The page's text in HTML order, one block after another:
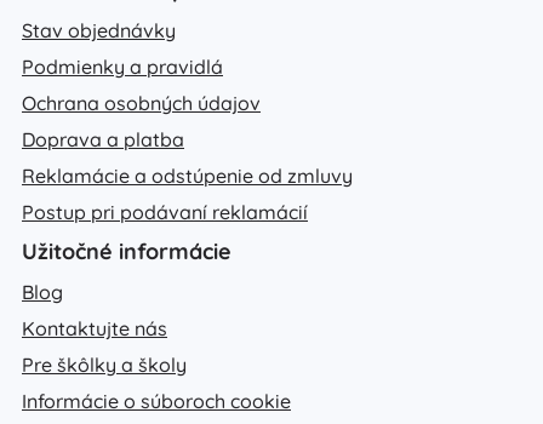
Stav objednávky
Podmienky a pravidlá
Ochrana osobných údajov
Doprava a platba
Reklamácie a odstúpenie od zmluvy
Postup pri podávaní reklamácií
Užitočné informácie
Blog
Kontaktujte nás
Pre škôlky a školy
Informácie o súboroch cookie